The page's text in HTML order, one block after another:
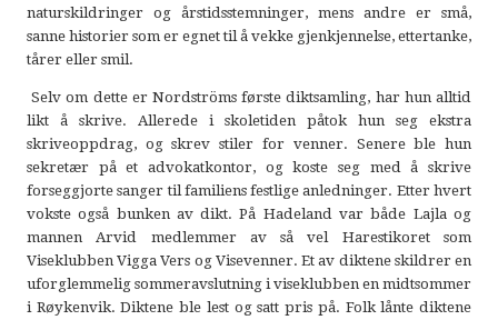
naturskildringer og årstidsstemninger, mens andre er små,
sanne historier som er egnet til å vekke gjenkjennelse, ettertanke,
tårer eller smil.
Selv om dette er Nordströms første diktsamling, har hun alltid
likt å skrive. Allerede i skoletiden påtok hun seg ekstra
skriveoppdrag, og skrev stiler for venner. Senere ble hun
sekretær på et advokatkontor, og koste seg med å skrive
forseggjorte sanger til familiens festlige anledninger. Etter hvert
vokste også bunken av dikt. På Hadeland var både Lajla og
mannen Arvid medlemmer av så vel Harestikoret som
Viseklubben Vigga Vers og Visevenner. Et av diktene skildrer en
uforglemmelig sommeravslutning i viseklubben en midtsommer
i Røykenvik. Diktene ble lest og satt pris på. Folk lånte diktene